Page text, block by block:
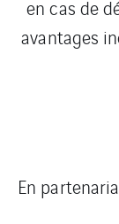
en cas de
avantages
En